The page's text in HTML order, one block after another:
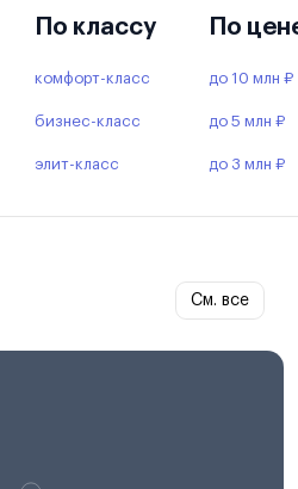
По классу
комфорт-класс
бизнес-класс
элит-класс
По
до 10 млн ₽
до 5 млн ₽
до 3 млн ₽
См. все